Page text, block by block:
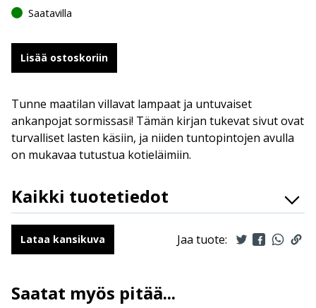
Saatavilla
Lisää ostoskoriin
Tunne maatilan villavat lampaat ja untuvaiset
ankanpojat sormissasi! Tämän kirjan tukevat sivut ovat
turvalliset lasten käsiin, ja niiden tuntopintojen avulla
on mukavaa tutustua kotieläimiin.
Kaikki tuotetiedot
ISBN
9789523348387
Kääntäjät
Alma Jylhä
Ilmestymispäivä
Sivumäärä
12
Lataa kansikuva Jaa tuote:
Saatat myös pitää...